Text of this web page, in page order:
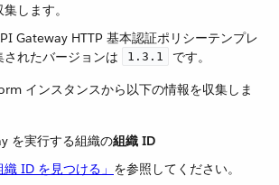
します。
Gateway HTTP 基本認証ポリシーテンプレ
れたバージョンは
1.3.1
​ です。
インスタンスから以下の情報を収集しま
を実行する組織の​組織 ID
織 ID を見つける」 ​を参照してください。